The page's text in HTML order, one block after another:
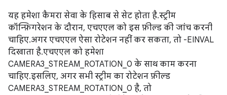
यह हमेशा कैमरा सेवा के हिसाब से सेट होता है. स्ट्रीम
कॉन्फ़िगरेशन के दौरान, एचएएल को इस फ़ील्ड की जांच करनी
चाहिए. अगर एचएएल ऐसा रोटेशन नहीं कर सकता, तो -EINVAL
दिखाता है. एचएएल को हमेशा
CAMERA3_STREAM_ROTATION_0 के साथ काम करना
चाहिए. इसलिए, अगर सभी स्ट्रीम का रोटेशन फ़ील्ड
CAMERA3_STREAM_ROTATION_0 है, तो